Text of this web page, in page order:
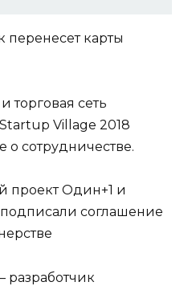
перенесет карты
сеть
Village 2018
сотрудничестве.
проект Один+1 и
соглашение
разработчик